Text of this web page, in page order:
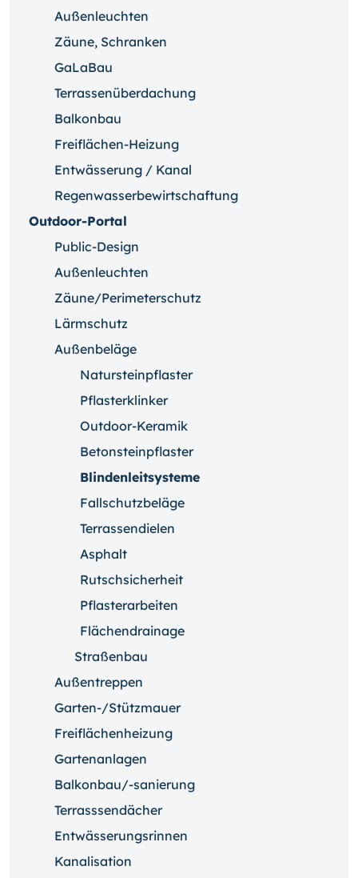
Außenleuchten
Zäune, Schranken
GaLaBau
Terrassenüberdachung
Balkonbau
Freiflächen-Heizung
Entwässerung / Kanal
Regenwasserbewirtschaftung
Outdoor-Portal
Public-Design
Außenleuchten
Zäune/Perimeterschutz
Lärmschutz
Außenbeläge
Natursteinpflaster
Pflasterklinker
Outdoor-Keramik
Betonsteinpflaster
Blindenleitsysteme
Fallschutzbeläge
Terrassendielen
Asphalt
Rutschsicherheit
Pflasterarbeiten
Flächendrainage
Straßenbau
Außentreppen
Garten-/Stützmauer
Freiflächenheizung
Gartenanlagen
Balkonbau/-sanierung
Terrasssendächer
Entwässerungsrinnen
Kanalisation